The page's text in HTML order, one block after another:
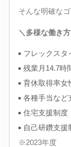
そんな明確な
＼多様な働き
フレックスタ
残業月14.7時
育休取得率女
各種手当など
住宅支援制度
自己研鑽支援
※2023年度